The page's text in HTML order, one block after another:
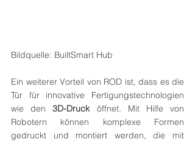
Bildquelle: BuiltSmart Hub
Ein weiterer Vorteil von ROD ist, dass es die
Tür für innovative Fertigungstechnologien
wie den 3D-Druck öffnet. Mit Hilfe von
Robotern können komplexe Formen
gedruckt und montiert werden, die mit